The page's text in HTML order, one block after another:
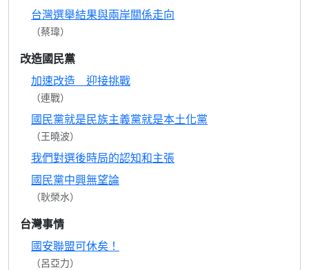
台灣選舉結果與兩岸關係走向
（蔡瑋）
改造國民黨
加速改造 迎接挑戰
（連戰）
國民黨就是民族主義黨就是本土化黨
（王曉波）
我們對選後時局的認知和主張
國民黨中興無望論
（耿榮水）
台灣事情
國安聯盟可休矣！
（呂亞力）